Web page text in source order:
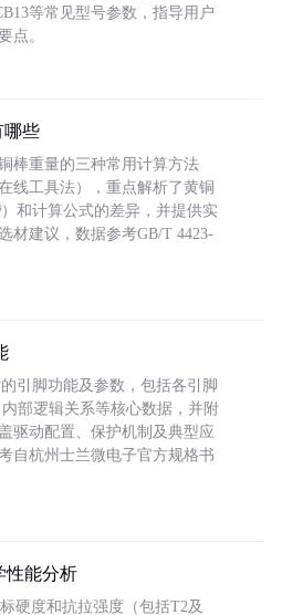
等常见型号参数，指导用户
点。
哪些
棒重量的三种常用计算方法
线工具法），重点解析了黄铜
和计算公式的差异，并提供实
材建议，数据参考GB/T 4423-
引脚功能及参数，包括各引脚
部逻辑关系等核心数据，并附
驱动配置、保护机制及典型应
自杭州士兰微电子官方规格书
性能分析
硬度和抗拉强度（包括T2及